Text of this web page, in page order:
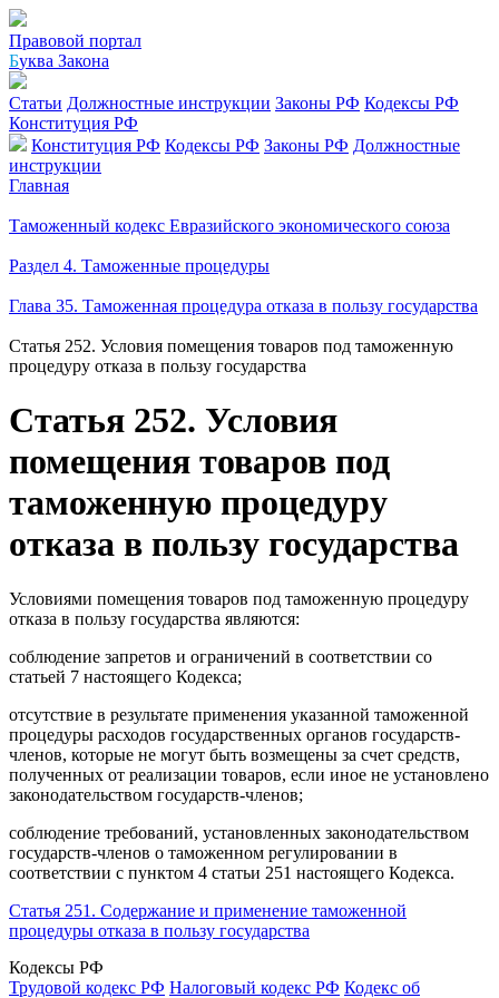
Правовой портал
Буква Закона
Статьи Должностные инструкции Законы РФ Кодексы РФ
Конституция РФ
Конституция РФ Кодексы РФ Законы РФ Должностные
инструкции
Главная
Таможенный кодекс Евразийского экономического союза
Раздел 4. Таможенные процедуры
Глава 35. Таможенная процедура отказа в пользу государства
Статья 252. Условия помещения товаров под таможенную
процедуру отказа в пользу государства
Статья 252. Условия
помещения товаров под
таможенную процедуру
отказа в пользу государства
Условиями помещения товаров под таможенную процедуру
отказа в пользу государства являются:
соблюдение запретов и ограничений в соответствии со
статьей 7 настоящего Кодекса;
отсутствие в результате применения указанной таможенной
процедуры расходов государственных органов государств-
членов, которые не могут быть возмещены за счет средств,
полученных от реализации товаров, если иное не установлено
законодательством государств-членов;
соблюдение требований, установленных законодательством
государств-членов о таможенном регулировании в
соответствии с пунктом 4 статьи 251 настоящего Кодекса.
Статья 251. Содержание и применение таможенной
процедуры отказа в пользу государства
Кодексы РФ
Трудовой кодекс РФ Налоговый кодекс РФ Кодекс об